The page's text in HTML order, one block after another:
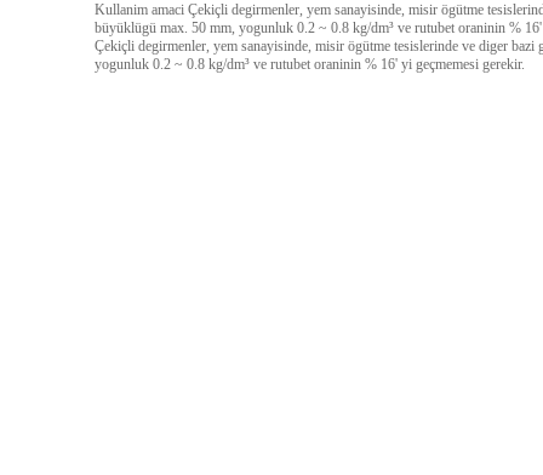
Kullanim amaci Çekiçli degirmenler, yem sanayisinde, misir ögütme
büyüklügü max. 50 mm, yogunluk 0.2 ~ 0.8 kg/dm³ ve rutubet oraninin %
Çekiçli degirmenler, yem sanayisinde, misir ögütme tesislerinde ve diger
yogunluk 0.2 ~ 0.8 kg/dm³ ve rutubet oraninin % 16' yi geçmemesi gerekir.